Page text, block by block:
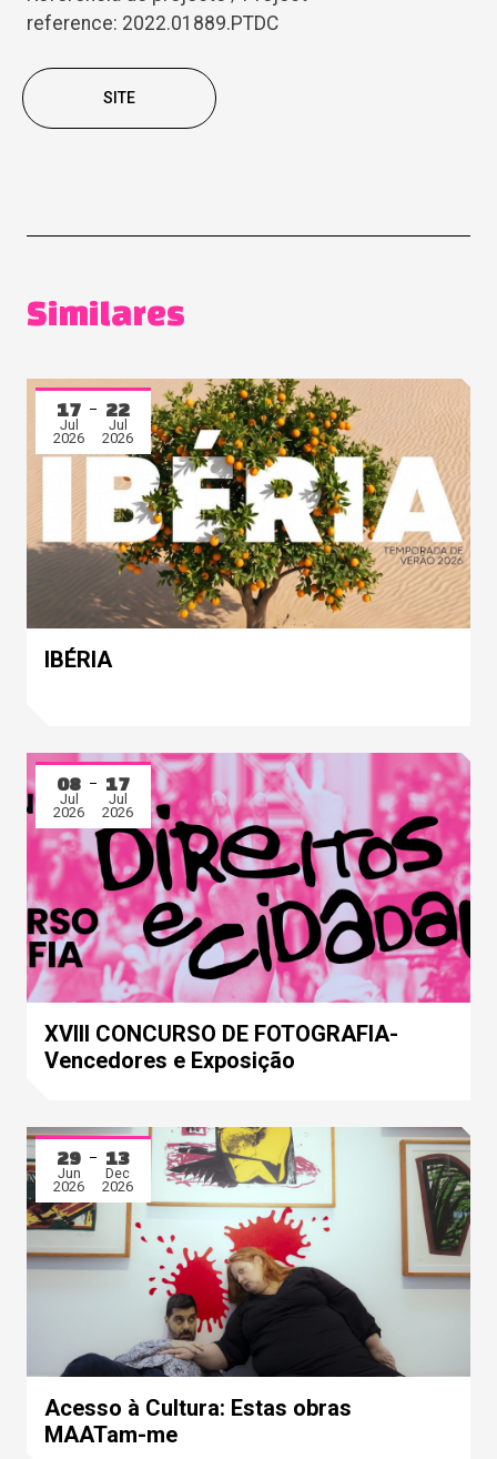
reference: 2022.01889.PTDC
SITE
Similares
17
Jul
2026
22
Jul
2026
IBÉRIA
08
Jul
2026
17
Jul
2026
XVIII CONCURSO DE FOTOGRAFIA-
Vencedores e Exposição
29
Jun
2026
13
Dec
2026
Acesso à Cultura: Estas obras
MAATam-me